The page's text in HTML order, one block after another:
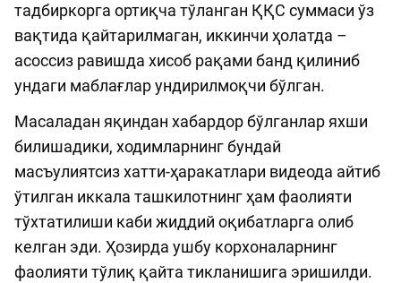
тадбиркорга ортиқча тўланган ҚҚС суммаси ўз
вақтида қайтарилмаган, иккинчи ҳолатда –
асоссиз равишда хисоб рақами банд қилиниб
ундаги маблағлар ундирилмоқчи бўлган.
Масаладан яқиндан хабардор бўлганлар яхши
билишадики, ходимларнинг бундай
масъулиятсиз хатти-ҳаракатлари видеода айтиб
ўтилган иккала ташкилотнинг ҳам фаолияти
тўхтатилиши каби жиддий оқибатларга олиб
келган эди. Ҳозирда ушбу корхоналарнинг
фаолияти тўлиқ қайта тикланишига эришилди.